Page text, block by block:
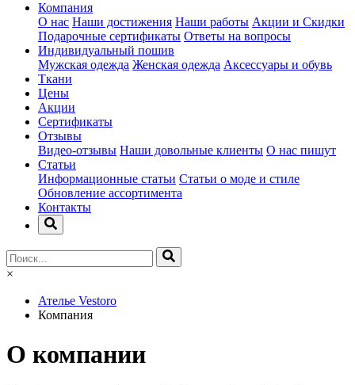
Компания
О нас Наши достижения Наши работы Акции и Скидки
Подарочные сертификаты Ответы на вопросы
Индивидуальный пошив
Мужская одежда Женская одежда Аксессуары и обувь
Ткани
Цены
Акции
Сертификаты
Отзывы
Видео-отзывы Наши довольные клиенты О нас пишут
Статьи
Информационные статьи Статьи о моде и стиле
Обновление ассортимента
Контакты
×
Ателье Vestoro
Компания
О компании